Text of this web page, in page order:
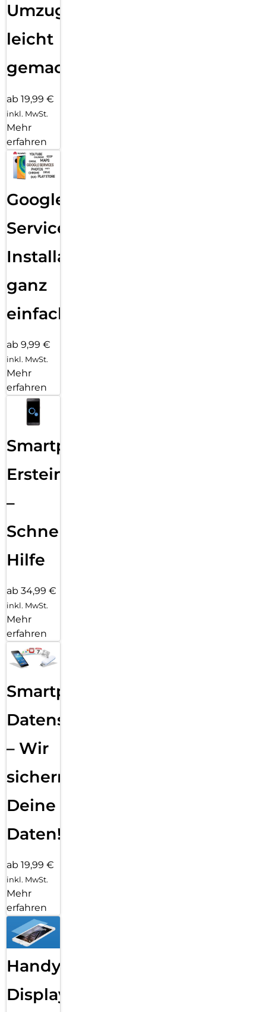
Umzug
leicht
gemacht!
ab 19,99 €
inkl. MwSt.
Mehr
erfahren
Google
Services
Installation
ganz
einfach
ab 9,99 €
inkl. MwSt.
Mehr
erfahren
Smartphone
Ersteinrichtung
–
Schnelle
Hilfe
ab 34,99 €
inkl. MwSt.
Mehr
erfahren
Smartphone
Datensicherung
– Wir
sichern
Deine
Daten!
ab 19,99 €
inkl. MwSt.
Mehr
erfahren
Handy
Displayfolie